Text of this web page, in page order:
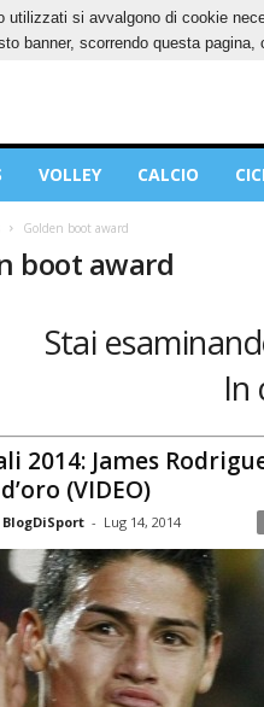
2026 CONTATTI
VOLLEY CALCIO
Golden boot award
boot award
Stai
In
2014: James
(VIDEO)
- Lug 14, 2014
si avvalgono di cookie
banner, scorrendo questa